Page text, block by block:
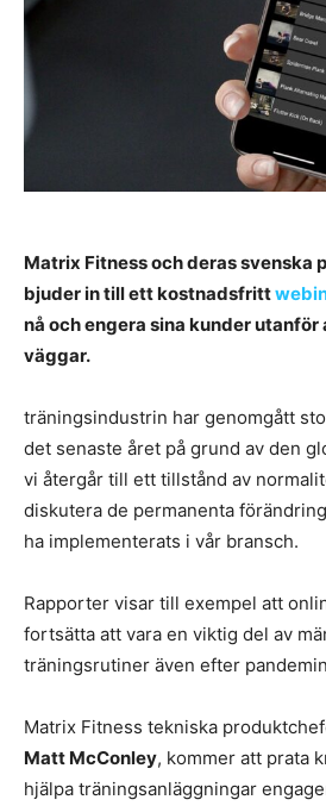
Matrix Fitness och deras svenska
bjuder in till ett kostnadsfritt
nå och engera sina kunder
väggar.
träningsindustrin har genomgått
det senaste året på grund av den
vi återgår till ett tillstånd av
diskutera de permanenta
ha implementerats i vår bransch.
Rapporter visar till exempel att
fortsätta att vara en viktig del av
träningsrutiner även efter
Matrix Fitness tekniska
Matt McConley, kommer att prata
hjälpa träningsanläggningar